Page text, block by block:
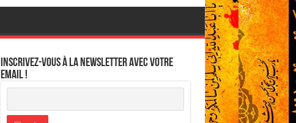
Inscrivez-vous à la newsletter avec votre
email !